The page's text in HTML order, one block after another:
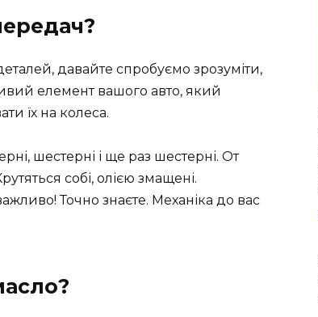
давайте спробуємо зрозуміти,
елемент вашого авто, який
їх на колеса.
шестерні і ще раз шестерні. От
собі, олією змащені.
Точно знаєте. Механіка до вас